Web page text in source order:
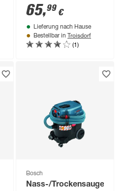
VC 18/10 Li-Solo"
65,99 €
Lieferung nach Hause
Bestellbar in Troisdorf
(1)
Bosch
Nass-/Trockensauger